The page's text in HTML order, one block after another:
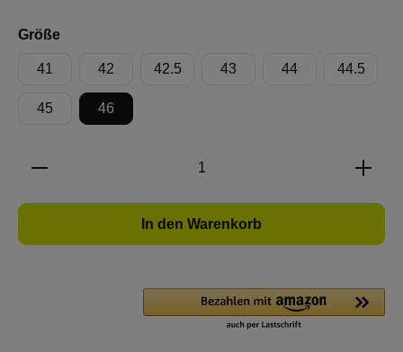
Größeauswählen
41 42 42.5 43 44 44.5
45 46
Produkt Anzahl: Gib den gewünschten
In den Warenkorb